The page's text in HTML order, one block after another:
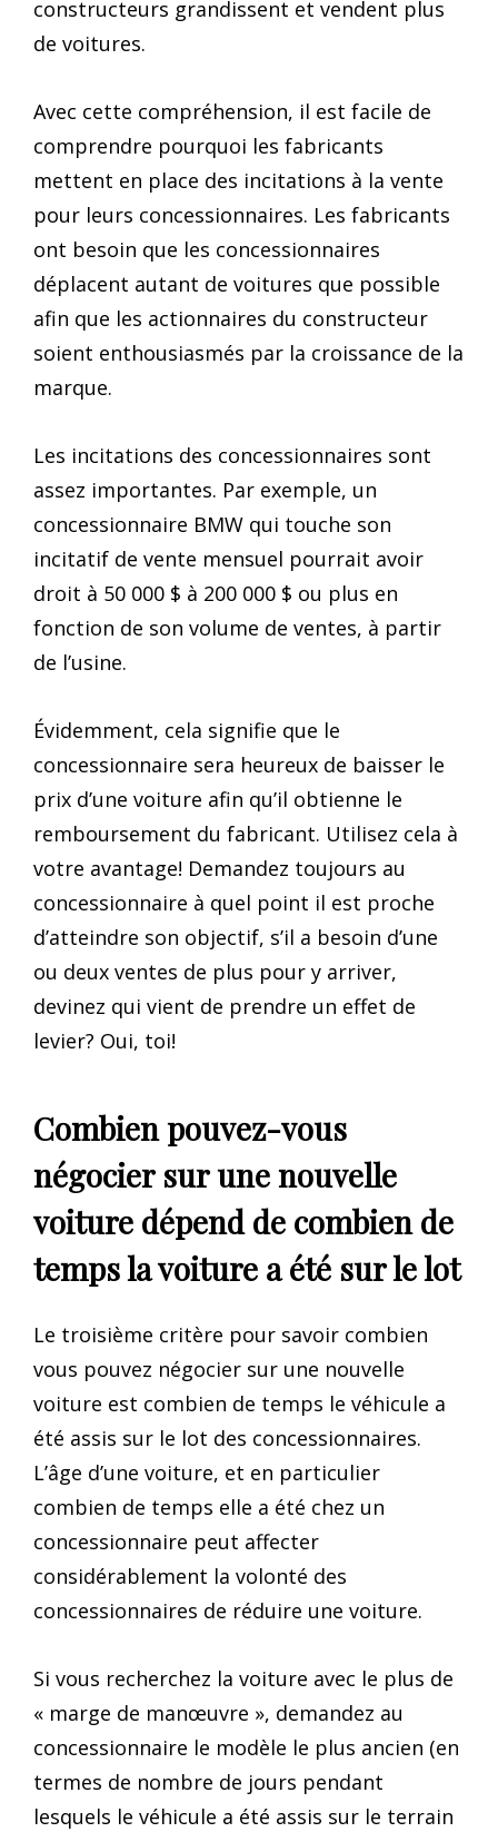
constructeurs grandissent et vendent plus
de voitures.
Avec cette compréhension, il est facile de
comprendre pourquoi les fabricants
mettent en place des incitations à la vente
pour leurs concessionnaires. Les fabricants
ont besoin que les concessionnaires
déplacent autant de voitures que possible
afin que les actionnaires du constructeur
soient enthousiasmés par la croissance de la
marque.
Les incitations des concessionnaires sont
assez importantes. Par exemple, un
concessionnaire BMW qui touche son
incitatif de vente mensuel pourrait avoir
droit à 50 000 $ à 200 000 $ ou plus en
fonction de son volume de ventes, à partir
de l’usine.
Évidemment, cela signifie que le
concessionnaire sera heureux de baisser le
prix d’une voiture afin qu’il obtienne le
remboursement du fabricant. Utilisez cela à
votre avantage! Demandez toujours au
concessionnaire à quel point il est proche
d’atteindre son objectif, s’il a besoin d’une
ou deux ventes de plus pour y arriver,
devinez qui vient de prendre un effet de
levier? Oui, toi!
Combien pouvez-vous
négocier sur une nouvelle
voiture dépend de combien de
temps la voiture a été sur le lot
Le troisième critère pour savoir combien
vous pouvez négocier sur une nouvelle
voiture est combien de temps le véhicule a
été assis sur le lot des concessionnaires.
L’âge d’une voiture, et en particulier
combien de temps elle a été chez un
concessionnaire peut affecter
considérablement la volonté des
concessionnaires de réduire une voiture.
Si vous recherchez la voiture avec le plus de
« marge de manœuvre », demandez au
concessionnaire le modèle le plus ancien (en
termes de nombre de jours pendant
lesquels le véhicule a été assis sur le terrain